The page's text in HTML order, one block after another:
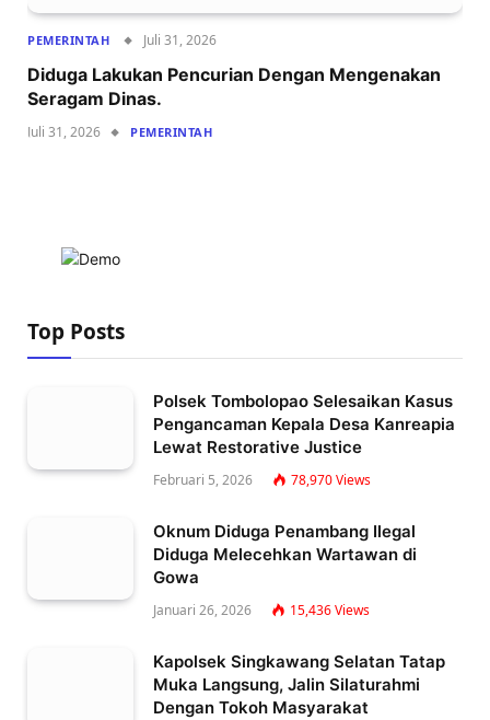
PEMERINTAH Juli 31, 2026
Diduga Lakukan Pencurian Dengan Mengenakan
Seragam Dinas.
Juli 31, 2026 PEMERINTAH
Top Posts
Polsek Tombolopao Selesaikan Kasus
Pengancaman Kepala Desa Kanreapia
Lewat Restorative Justice
Februari 5, 2026 78,970Views
Oknum Diduga Penambang Ilegal
Diduga Melecehkan Wartawan di
Gowa
Januari 26, 2026 15,436Views
Kapolsek Singkawang Selatan Tatap
Muka Langsung, Jalin Silaturahmi
Dengan Tokoh Masyarakat